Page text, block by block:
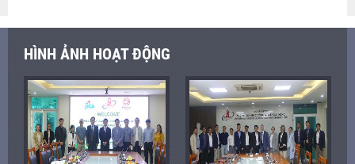
HÌNH ẢNH HOẠT ĐỘNG